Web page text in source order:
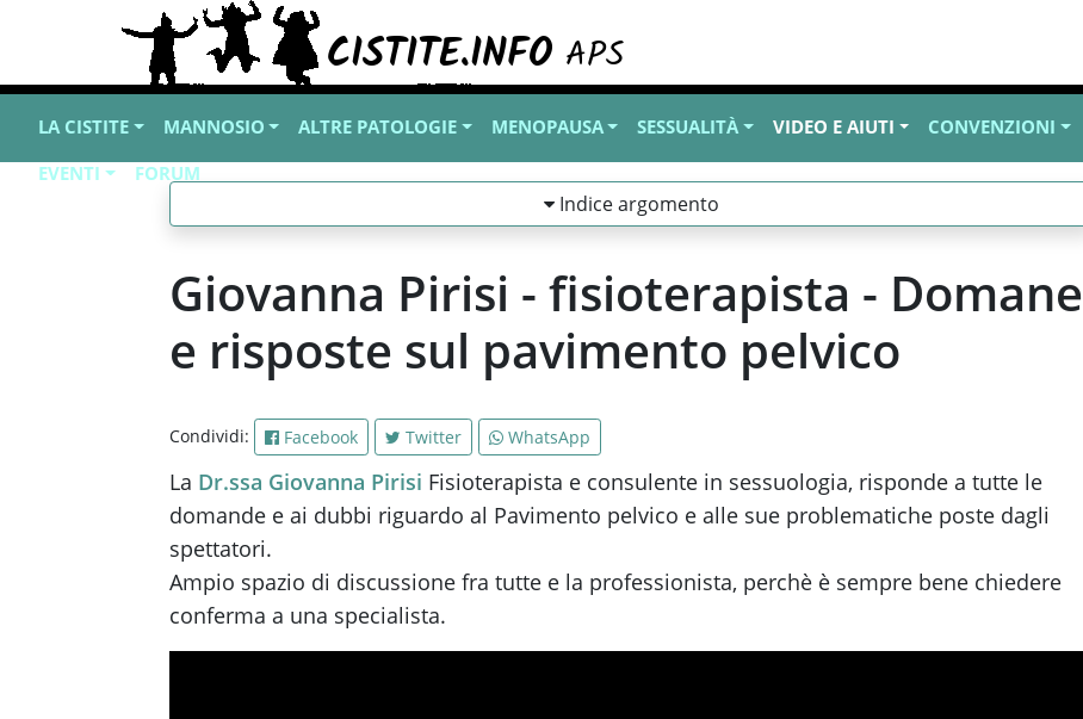
LA CISTITE MANNOSIO ALTRE PATOLOGIE MENOPAUSA SESSUALITÀ VIDEO E AIUTI CONVENZIONI
EVENTI
FORUM
Indice argomento
Giovanna Pirisi - fisioterapista - Domane
e risposte sul pavimento pelvico
Condividi: Facebook Twitter WhatsApp
La Dr.ssa Giovanna Pirisi Fisioterapista e consulente in sessuologia, risponde a tutte le
domande e ai dubbi riguardo al Pavimento pelvico e alle sue problematiche poste dagli
spettatori.
Ampio spazio di discussione fra tutte e la professionista, perchè è sempre bene chiedere
conferma a una specialista.